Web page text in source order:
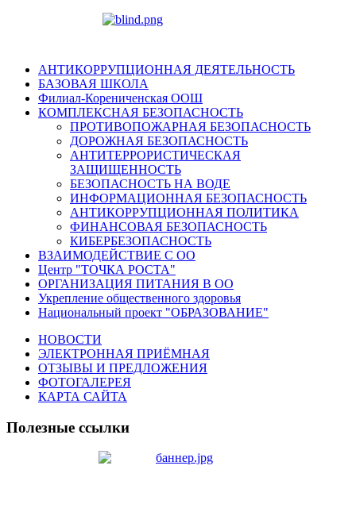
АНТИКОРРУПЦИОННАЯ ДЕЯТЕЛЬНОСТЬ
БАЗОВАЯ ШКОЛА
Филиал-Корениченская ООШ
КОМПЛЕКСНАЯ БЕЗОПАСНОСТЬ
ПРОТИВОПОЖАРНАЯ БЕЗОПАСНОСТЬ
ДОРОЖНАЯ БЕЗОПАСНОСТЬ
АНТИТЕРРОРИСТИЧЕСКАЯ
ЗАЩИЩЕННОСТЬ
БЕЗОПАСНОСТЬ НА ВОДЕ
ИНФОРМАЦИОННАЯ БЕЗОПАСНОСТЬ
АНТИКОРРУПЦИОННАЯ ПОЛИТИКА
ФИНАНСОВАЯ БЕЗОПАСНОСТЬ
КИБЕРБЕЗОПАСНОСТЬ
ВЗАИМОДЕЙСТВИЕ С ОО
Центр "ТОЧКА РОСТА"
ОРГАНИЗАЦИЯ ПИТАНИЯ В ОО
Укрепление общественного здоровья
Национальный проект "ОБРАЗОВАНИЕ"
НОВОСТИ
ЭЛЕКТРОННАЯ ПРИЁМНАЯ
ОТЗЫВЫ И ПРЕДЛОЖЕНИЯ
ФОТОГАЛЕРЕЯ
КАРТА САЙТА
Полезные ссылки